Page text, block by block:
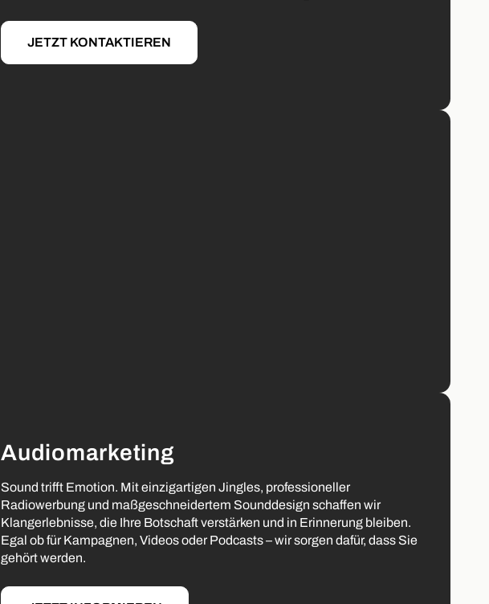
JETZT KONTAKTIEREN
Audiomarketing
Sound trifft Emotion. Mit einzigartigen Jingles, professioneller
Radiowerbung und maßgeschneidertem Sounddesign schaffen wir
Klangerlebnisse, die Ihre Botschaft verstärken und in Erinnerung bleiben.
Egal ob für Kampagnen, Videos oder Podcasts – wir sorgen dafür, dass Sie
gehört werden.